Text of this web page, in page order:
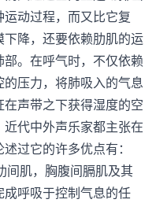
动过程，而又比它复
降，还要依赖肋肌的运
。在呼气时，不仅依赖
压力，将肺吸入的气息
声带之下获得湿度的空
代中外声乐家都主张在
过它的许多优点有：
肌，胸腹间膈肌及其
呼吸于控制气息的任